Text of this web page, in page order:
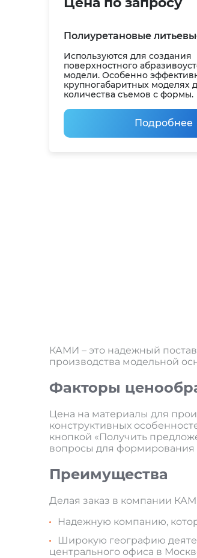
Полиуретановые
Используются для создания
поверхностного
модели. Особенно
крупногабаритных моделях
количества съемов с формы.
Подробнее
КАМИ – это надежный
производства модельной
Факторы
Цена на материалы для
конструктивных
кнопкой «Получить
вопросы для формирования
Преимущества
Делая заказ в компании
Надежную компанию,
Широкую географию
центрального офиса в